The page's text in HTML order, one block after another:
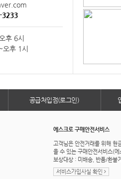
3233
후 6시
후 1시
공급처입점(로그인)
에스크로 구매안전서비스
고객님은 안전거래를 위해 현
을 수 있는 구매안전서비스(
보상대상 : 미배송, 반품/환불
서비스가입사실 확인